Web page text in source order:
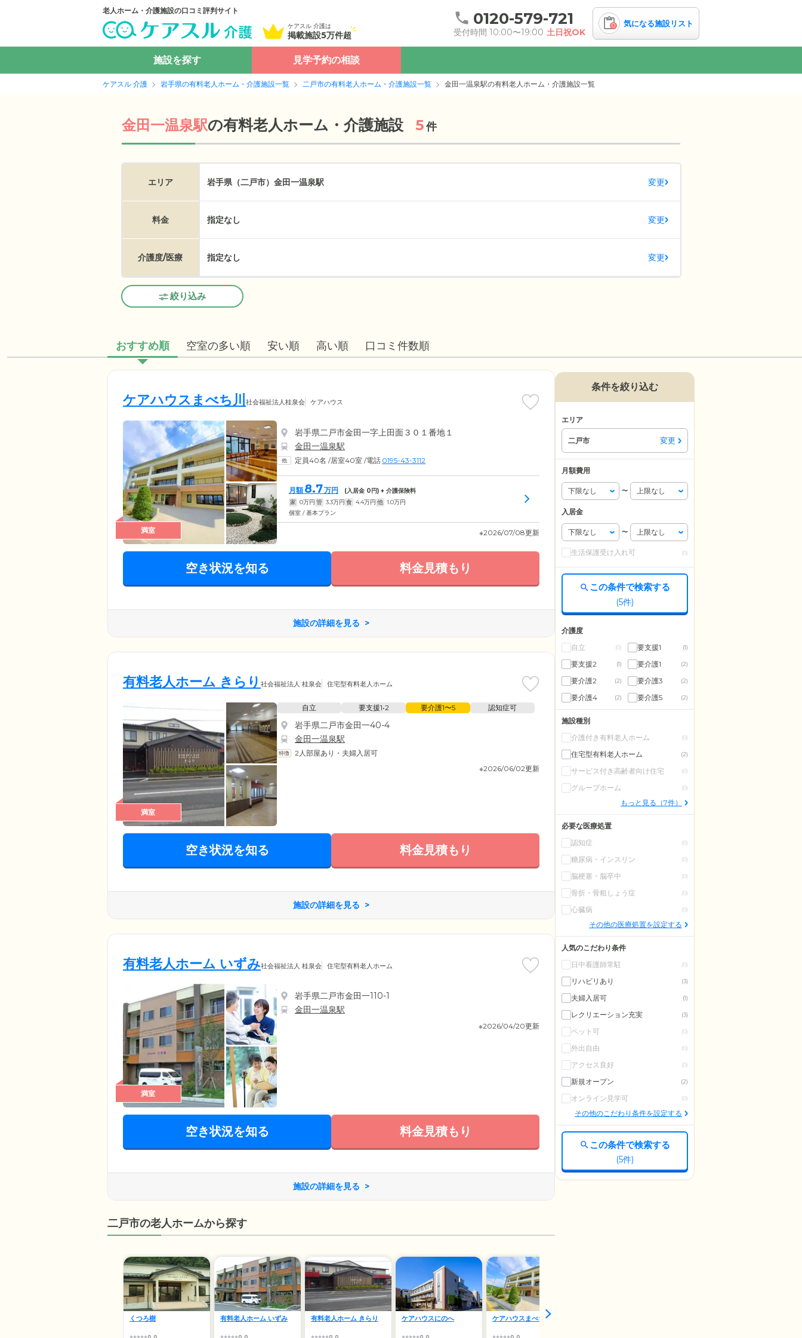
老人ホーム・介護施設の口コミ評判サイト
ケアスル 介護は
掲載施設5万件超
0120-579-721
受付時間 10:00〜19:00 土日祝OK
0 気になる施設リスト
施設を探す 見学予約の相談
ケアスル 介護 岩手県の有料老人ホーム・介護施設一覧 二戸市の有料老人ホーム・介護施設一覧 金田一温泉駅の有料老人ホーム・介護施設一覧
金田一温泉駅の有料老人ホーム・介護施設 5件
エリア 岩手県（二戸市） 金田一温泉駅 変更
料金 指定なし 変更
介護度/医療 指定なし 変更
絞り込み
おすすめ順 空室の多い順 安い順 高い順 口コミ件数順
ケアハウスまべち川 社会福祉法人桂泉会 ケアハウス
満室
岩手県二戸市金田一字上田面３０１番地１
金田一温泉駅
定員40名 /居室40室 /電話 0195-43-3112
月額 8.7万円 (入居金 0円) + 介護保険料
家 0万円 管 3.3万円 食 4.4万円 他 1.0万円
個室 / 基本プラン
※2026/07/08更新
空き状況を知る 料金見積もり
施設の詳細を見る
有料老人ホーム きらり 社会福祉法人 桂泉会 住宅型有料老人ホーム
満室
自立 要支援1•2 要介護1〜5 認知症可
岩手県二戸市金田一40-4
金田一温泉駅
2人部屋あり・夫婦入居可
※2026/06/02更新
空き状況を知る 料金見積もり
施設の詳細を見る
有料老人ホーム いずみ社会福祉法人 桂泉会 住宅型有料老人ホーム
満室
岩手県二戸市金田一110-1
金田一温泉駅
※2026/04/20更新
空き状況を知る 料金見積もり
施設の詳細を見る
二戸市の老人ホームから探す
くつろ樹 有料老人ホーム いずみ 有料老人ホーム きらり ケアハウスにのへ ケアハウスまべち川
条件を絞り込む
エリア
二戸市 変更
月額費用
〜
入居金
〜
生活保護受け入れ可 (0)
この条件で検索する
(5件)
介護度
自立
(0) 要支援1 (1)
要支援2 (1) 要介護1 (2)
要介護2 (2) 要介護3 (2)
要介護4 (2) 要介護5 (2)
施設種別
介護付き有料老人ホーム
(0)
住宅型有料老人ホーム (2)
サービス付き高齢者向け住宅 (0)
グループホーム (0)
もっと見る（7件）
必要な医療処置
認知症
(0)
糖尿病・インスリン (0)
脳梗塞・脳卒中 (0)
骨折・骨粗しょう症 (0)
心臓病 (0)
その他の医療処置を設定する
人気のこだわり条件
日中看護師常駐
(0)
リハビリあり (3)
夫婦入居可 (1)
レクリエーション充実 (3)
ペット可 (0)
外出自由 (0)
アクセス良好 (0)
新規オープン (2)
オンライン見学可 (0)
その他のこだわり条件を設定する
この条件で検索する
(5件)